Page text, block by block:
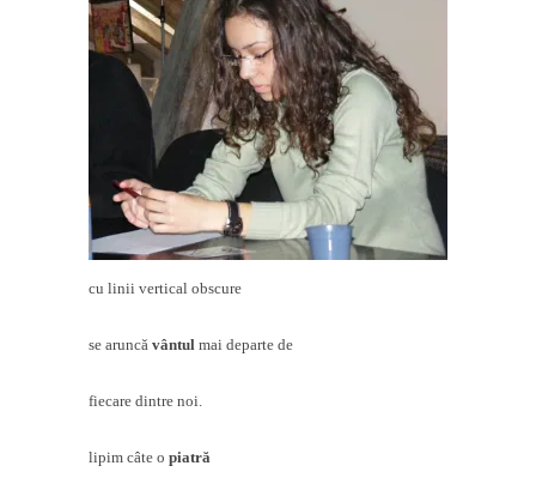
cu linii vertical obscure
se aruncă vântul mai departe de
fiecare dintre noi.
lipim câte o piatră